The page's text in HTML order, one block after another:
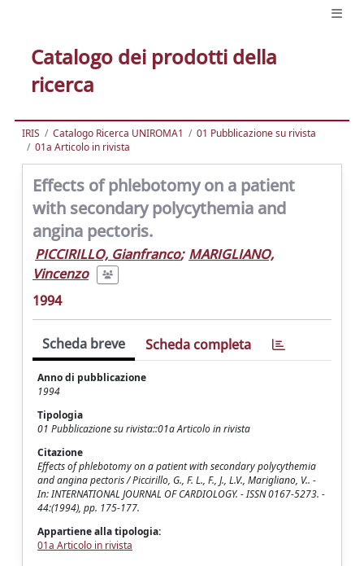
Catalogo dei prodotti della
ricerca
IRIS Catalogo Ricerca UNIROMA1
01 Pubblicazione su rivista
01a Articolo in rivista
Effects of phlebotomy on a patient
with secondary polycythemia and
angina pectoris.
PICCIRILLO, Gianfranco; MARIGLIANO,
Vincenzo
1994
Scheda breve Scheda completa
Anno di pubblicazione
1994
Tipologia
01 Pubblicazione su rivista::01a Articolo in rivista
Citazione
Effects of phlebotomy on a patient with secondary polycythemia
and angina pectoris / Piccirillo, G., F. L., F., J., L.V., Marigliano, V.. -
In: INTERNATIONAL JOURNAL OF CARDIOLOGY. - ISSN 0167-5273. -
44:(1994), pp. 175-177.
Appartiene alla tipologia:
01a Articolo in rivista